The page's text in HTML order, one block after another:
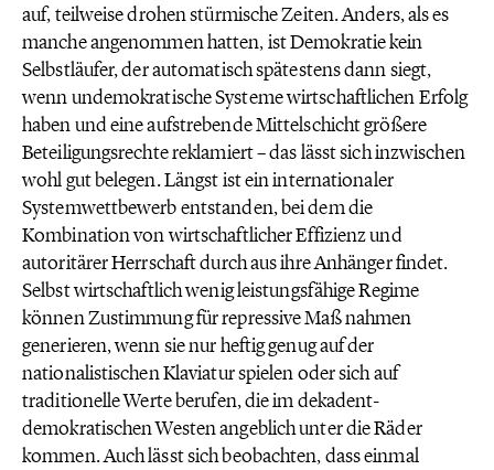
auf, teilweise drohen stürmische Zeiten. Anders, als es
manche angenommen hatten, ist Demokratie kein
Selbstläufer, der automatisch spätestens dann siegt,
wenn undemokratische Systeme wirtschaftlichen Erfolg
haben und eine aufstrebende Mittelschicht größere
Beteiligungsrechte reklamiert – das lässt sich inzwischen
wohl gut belegen. Längst ist ein internationaler
Systemwettbewerb entstanden, bei dem die
Kombination von wirtschaftlicher Effizienz und
autoritärer Herrschaft durch aus ihre Anhänger findet.
Selbst wirtschaftlich wenig leistungsfähige Regime
können Zustimmung für repressive Maß nahmen
generieren, wenn sie nur heftig genug auf der
nationalistischen Klaviatur spielen oder sich auf
traditionelle Werte berufen, die im dekadent-
demokratischen Westen angeblich unter die Räder
kommen. Auch lässt sich beobachten, dass einmal